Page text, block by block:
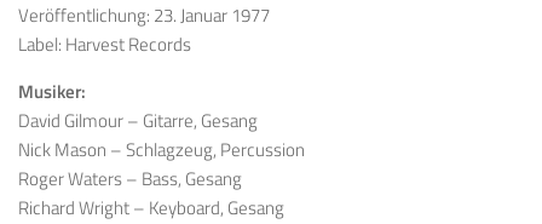
Veröffentlichung: 23. Januar 1977
Label: Harvest Records
Musiker:
David Gilmour – Gitarre, Gesang
Nick Mason – Schlagzeug, Percussion
Roger Waters – Bass, Gesang
Richard Wright – Keyboard, Gesang